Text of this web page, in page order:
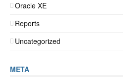
Oracle XE
Reports
Uncategorized
META